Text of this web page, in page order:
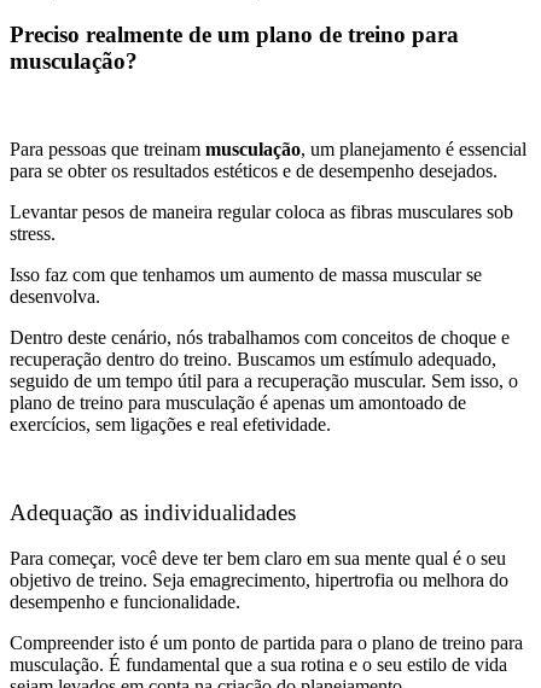
Preciso realmente de um plano de treino para
musculação?
Para pessoas que treinam musculação, um planejamento é essencial
para se obter os resultados estéticos e de desempenho desejados.
Levantar pesos de maneira regular coloca as fibras musculares sob
stress.
Isso faz com que tenhamos um aumento de massa muscular se
desenvolva.
Dentro deste cenário, nós trabalhamos com conceitos de choque e
recuperação dentro do treino. Buscamos um estímulo adequado,
seguido de um tempo útil para a recuperação muscular. Sem isso, o
plano de treino para musculação é apenas um amontoado de
exercícios, sem ligações e real efetividade.
Adequação as individualidades
Para começar, você deve ter bem claro em sua mente qual é o seu
objetivo de treino. Seja emagrecimento, hipertrofia ou melhora do
desempenho e funcionalidade.
Compreender isto é um ponto de partida para o plano de treino para
musculação. É fundamental que a sua rotina e o seu estilo de vida